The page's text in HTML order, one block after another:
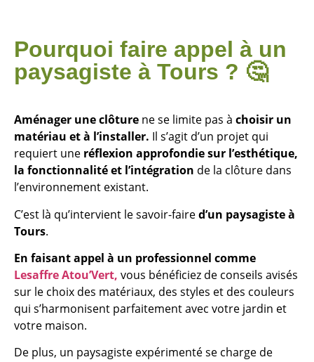
Pourquoi faire appel à un
paysagiste à Tours ? 🤔
Aménager une clôture ne se limite pas à choisir un
matériau et à l’installer. Il s’agit d’un projet qui
requiert une réflexion approfondie sur l’esthétique,
la fonctionnalité et l’intégration de la clôture dans
l’environnement existant.
C’est là qu’intervient le savoir-faired’un paysagiste à
Tours.
En faisant appel à un professionnel comme
Lesaffre Atou’Vert, vous bénéficiez de conseils avisés
sur le choix des matériaux, des styles et des couleurs
qui s’harmonisent parfaitement avec votre jardin et
votre maison.
De plus, un paysagiste expérimenté se charge de